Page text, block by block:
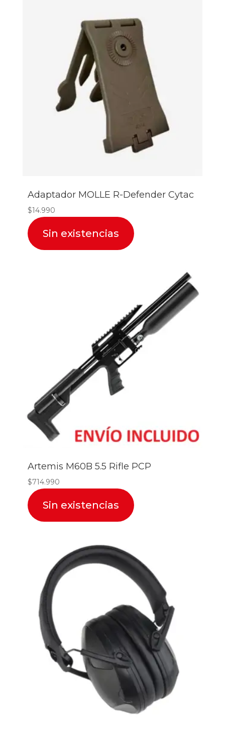
Adaptador MOLLE R-Defender Cytac
$14.990
Sin existencias
Artemis M60B 5.5 Rifle PCP
$714.990
Sin existencias